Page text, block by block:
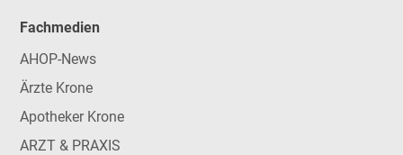
Fachmedien
AHOP-News
Ärzte Krone
Apotheker Krone
ARZT & PRAXIS